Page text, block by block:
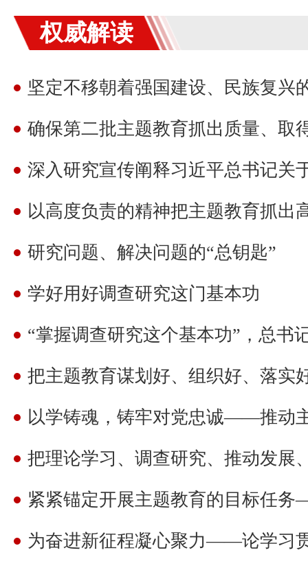
权威解读
坚定不移朝着强国建设、民族复兴
深入研究宣传阐释习近平总书记关
以高度负责的精神把主题教育抓出
研究问题、解决问题的“总钥匙”
学好用好调查研究这门基本功
“掌握调查研究这个基本功”，总书